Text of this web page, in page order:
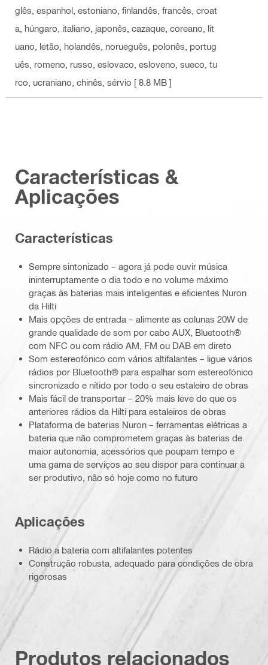
glês, espanhol, estoniano, finlandês, francês, croat
a, húngaro, italiano, japonês, cazaque, coreano, lit
uano, letão, holandês, norueguês, polonês, portug
uês, romeno, russo, eslovaco, esloveno, sueco, tu
rco, ucraniano, chinês, sérvio [ 8.8 MB ]
Características &
Aplicações
Características
Sempre sintonizado – agora já pode ouvir música
ininterruptamente o dia todo e no volume máximo
graças às baterias mais inteligentes e eficientes Nuron
da Hilti
Mais opções de entrada – alimente as colunas 20W de
grande qualidade de som por cabo AUX, Bluetooth®
com NFC ou com rádio AM, FM ou DAB em direto
Som estereofónico com vários altifalantes – ligue vários
rádios por Bluetooth® para espalhar som estereofónico
sincronizado e nítido por todo o seu estaleiro de obras
Mais fácil de transportar – 20% mais leve do que os
anteriores rádios da Hilti para estaleiros de obras
Plataforma de baterias Nuron – ferramentas elétricas a
bateria que não comprometem graças às baterias de
maior autonomia, acessórios que poupam tempo e
uma gama de serviços ao seu dispor para continuar a
ser produtivo, não só hoje como no futuro
Aplicações
Rádio a bateria com altifalantes potentes
Construção robusta, adequado para condições de obra
rigorosas
Produtos relacionados